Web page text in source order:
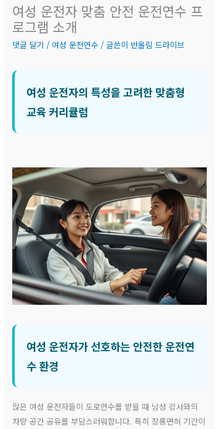
여성 운전자 맞춤 안전 운전연수 프
로그램 소개
댓글 달기 / 여성 운전연수 / 글쓴이 반올림 드라이브
여성 운전자의 특성을 고려한 맞춤형
교육 커리큘럼
여성 운전자가 선호하는 안전한 운전연
수 환경
많은 여성 운전자들이 도로연수를 받을 때 남성 강사와의
차량 공간 공유를 부담스러워합니다. 특히 장롱면허 기간이